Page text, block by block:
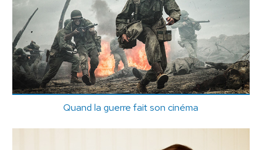
Quand la guerre fait son cinéma